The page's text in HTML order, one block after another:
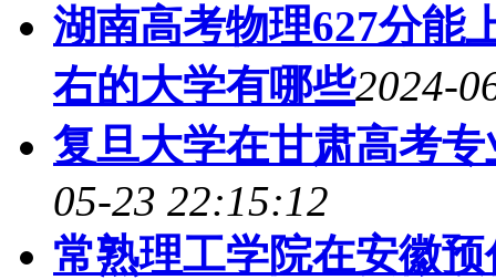
湖南高考物理627分能
右的大学有哪些2024-
复旦大学在甘肃高考
05-23 22:15:12
常熟理工学院在安徽